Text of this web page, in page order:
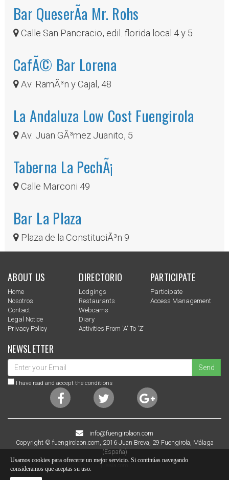
Bar QueserÃ­a Mr. Rohs
Calle San Pancracio, edil. florida local 4 y 5
CafÃ© Bar Lorena
Av. RamÃ³n y Cajal, 48
La Andaluza Low Cost Fuengirola
Av. Juan GÃ³mez Juanito, 5
Taberna La PechÃ¡
Calle Marconi 49
Bar La Plaza
Plaza de la ConstituciÃ³n 9
ABOUT US
Home
Nosotros
Contact
Legal Notice
Privacy Policy
DIRECTORIO
Lodgings
Restaurants
Webcams
Diary
Activities From 'a' To 'z'
PARTICIPATE
Participate
Access Management
NEWSLETTER
Send
I have read and accept the conditions
info@fuengirolaon.com
Copyright © fuengirolaon.com, 2016 Juan Breva, 29 Fuengirola, Málaga
(España)
juaala.com
Usamos cookies para ofrecerte un mejor servicio. Si continúas navegando
consideramos que aceptas su uso.